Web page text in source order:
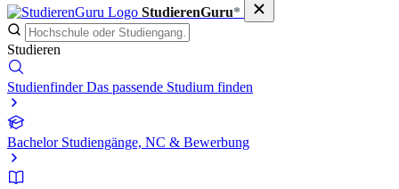
StudierenGuru*
Studieren
Studienfinder Das passende Studium finden
Bachelor Studiengänge, NC & Bewerbung